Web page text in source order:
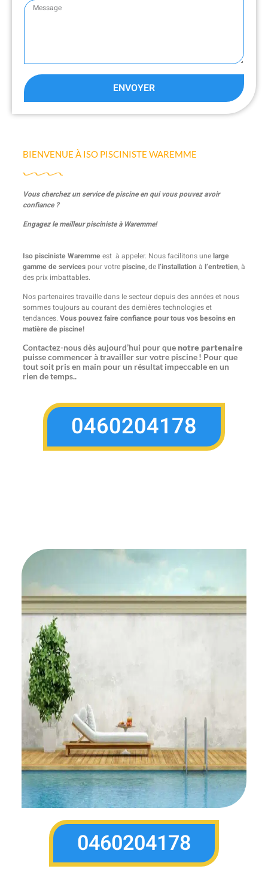
BIENVENUE À ISO PISCINISTE WAREMME
Vous cherchez un service de piscine en qui vous pouvez avoir
confiance ?
Engagez le meilleur pisciniste à Waremme!
Iso pisciniste Waremme est à appeler. Nous facilitons unelarge
gamme de services pour votrepiscine, del’installation à l’entretien, à
des prix imbattables.
Nos partenaires travaille dans le secteur depuis des années et nous
sommes toujours au courant des dernières technologies et
tendances. Vous pouvez faire confiance pour tous vos besoins en
matière de piscine!
Contactez-nous dès aujourd’hui pour que notre partenaire
puisse commencer à travailler sur votre piscine ! Pour que
tout soit pris en main pour un résultat impeccable en un
rien de temps..
0460204178
ENVOYER
0460204178